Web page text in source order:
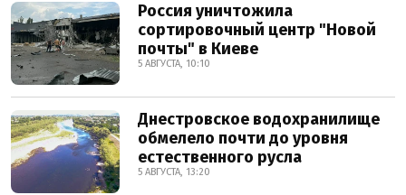
Россия уничтожила
сортировочный центр "Новой
почты" в Киеве
5 АВГУСТА, 10:10
Днестровское водохранилище
обмелело почти до уровня
естественного русла
5 АВГУСТА, 13:20